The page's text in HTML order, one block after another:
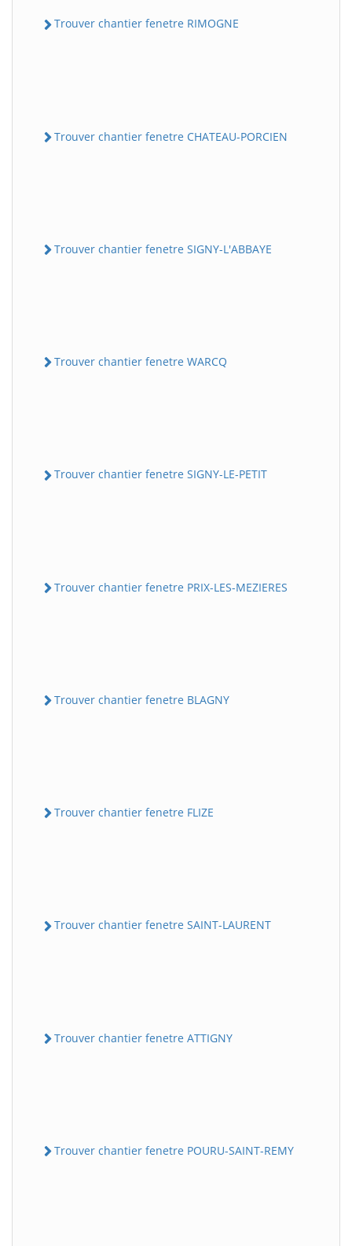
Trouver chantier fenetre RIMOGNE
Trouver chantier fenetre CHATEAU-PORCIEN
Trouver chantier fenetre SIGNY-L'ABBAYE
Trouver chantier fenetre WARCQ
Trouver chantier fenetre SIGNY-LE-PETIT
Trouver chantier fenetre PRIX-LES-MEZIERES
Trouver chantier fenetre BLAGNY
Trouver chantier fenetre FLIZE
Trouver chantier fenetre SAINT-LAURENT
Trouver chantier fenetre ATTIGNY
Trouver chantier fenetre POURU-SAINT-REMY